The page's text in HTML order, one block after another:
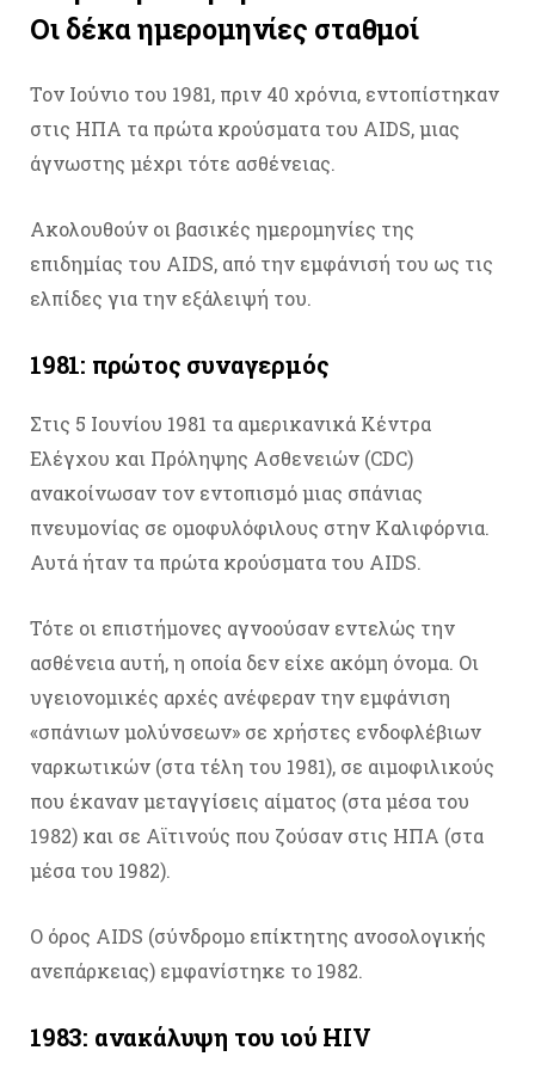
Οι δέκα ημερομηνίες σταθμοί
Τον Ιούνιο του 1981, πριν 40 χρόνια, εντοπίστηκαν
στις ΗΠΑ τα πρώτα κρούσματα του AIDS, μιας
άγνωστης μέχρι τότε ασθένειας.
Ακολουθούν οι βασικές ημερομηνίες της
επιδημίας του AIDS, από την εμφάνισή του ως τις
ελπίδες για την εξάλειψή του.
1981: πρώτος συναγερμός
Στις 5 Ιουνίου 1981 τα αμερικανικά Κέντρα
Ελέγχου και Πρόληψης Ασθενειών (CDC)
ανακοίνωσαν τον εντοπισμό μιας σπάνιας
πνευμονίας σε ομοφυλόφιλους στην Καλιφόρνια.
Αυτά ήταν τα πρώτα κρούσματα του AIDS.
Τότε οι επιστήμονες αγνοούσαν εντελώς την
ασθένεια αυτή, η οποία δεν είχε ακόμη όνομα. Οι
υγειονομικές αρχές ανέφεραν την εμφάνιση
«σπάνιων μολύνσεων» σε χρήστες ενδοφλέβιων
ναρκωτικών (στα τέλη του 1981), σε αιμοφιλικούς
που έκαναν μεταγγίσεις αίματος (στα μέσα του
1982) και σε Αϊτινούς που ζούσαν στις ΗΠΑ (στα
μέσα του 1982).
Ο όρος AIDS (σύνδρομο επίκτητης ανοσολογικής
ανεπάρκειας) εμφανίστηκε το 1982.
1983: ανακάλυψη του ιού HIV